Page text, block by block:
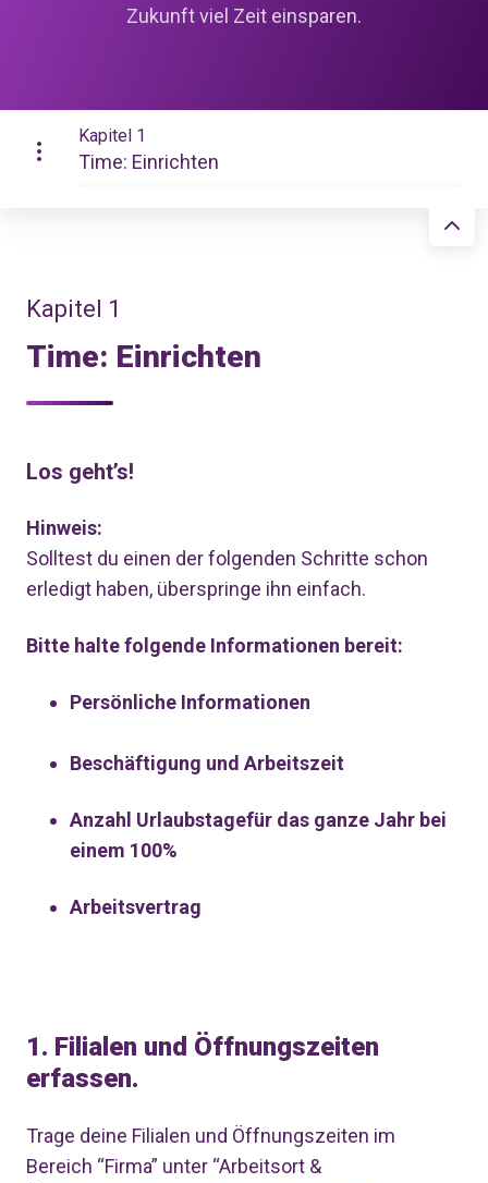
Zukunft viel Zeit einsparen.
Kapitel 1
Time: Einrichten
Kapitel 1
Time: Einrichten
Los geht’s!
Hinweis:
Solltest du einen der folgenden Schritte schon
erledigt haben, überspringe ihn einfach.
Bitte halte folgende Informationen bereit:
Persönliche Informationen
Beschäftigung und Arbeitszeit
Anzahl Urlaubstagefür das ganze Jahr bei
einem 100%
Arbeitsvertrag
1. Filialen und Öffnungszeiten
erfassen.
Trage deine Filialen und Öffnungszeiten im
Bereich “Firma” unter “Arbeitsort &